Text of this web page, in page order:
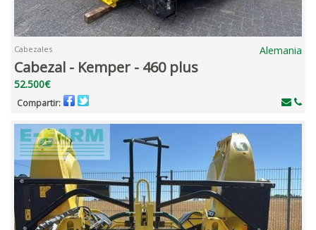
Cabezales Alemania
Cabezal - Kemper - 460 plus
52.500€
Compartir: